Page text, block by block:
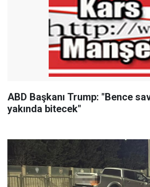
ABD Başkanı Trump: "Bence
yakında bitecek"